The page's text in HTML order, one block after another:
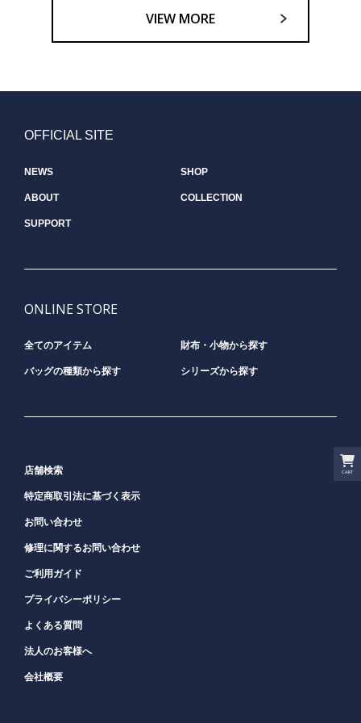
CART
VIEW MORE
OFFICIAL SITE
NEWS SHOP
ABOUT COLLECTION
SUPPORT
ONLINE STORE
全てのアイテム 財布・小物から探す
バッグの種類から探す シリーズから探す
店舗検索
特定商取引法に基づく表示
お問い合わせ
修理に関するお問い合わせ
ご利用ガイド
プライバシーポリシー
よくある質問
法人のお客様へ
会社概要